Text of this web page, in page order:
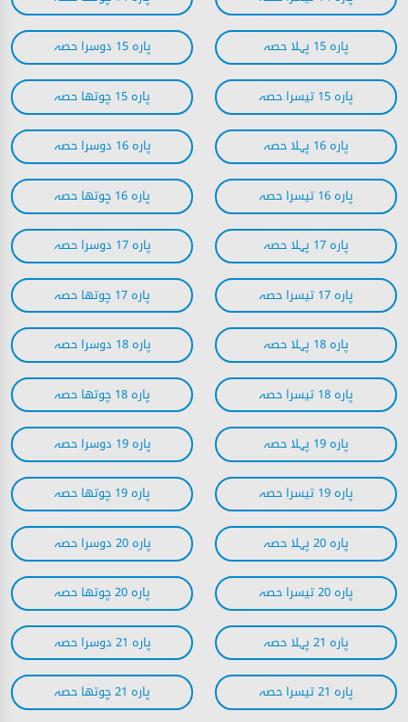
پارہ 15 پہلا حصہ پارہ 15 دوسرا حصہ
پارہ 15 تیسرا حصہ پارہ 15 چوتھا حصہ
پارہ 16 پہلا حصہ پارہ 16 دوسرا حصہ
پارہ 16 تیسرا حصہ پارہ 16 چوتھا حصہ
پارہ 17 پہلا حصہ پارہ 17 دوسرا حصہ
پارہ 17 تیسرا حصہ پارہ 17 چوتھا حصہ
پارہ 18 پہلا حصہ پارہ 18 دوسرا حصہ
پارہ 18 تیسرا حصہ پارہ 18 چوتھا حصہ
پارہ 19 پہلا حصہ پارہ 19 دوسرا حصہ
پارہ 19 تیسرا حصہ پارہ 19 چوتھا حصہ
پارہ 20 پہلا حصہ پارہ 20 دوسرا حصہ
پارہ 20 تیسرا حصہ پارہ 20 چوتھا حصہ
پارہ 21 پہلا حصہ پارہ 21 دوسرا حصہ
پارہ 21 تیسرا حصہ پارہ 21 چوتھا حصہ